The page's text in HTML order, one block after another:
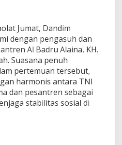
Jumat, Dandim
dengan pengasuh dan
Al Badru Alaina, KH.
Suasana penuh
pertemuan tersebut,
harmonis antara TNI
dan pesantren sebagai
stabilitas sosial di